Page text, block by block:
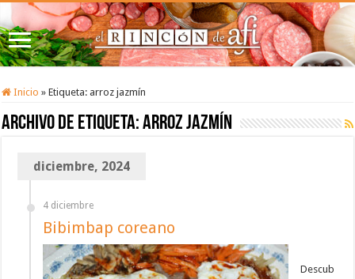
Inicio » Etiqueta: arroz jazmín
Archivo de etiqueta:arroz jazmín
diciembre, 2024
4 diciembre
Bibimbap coreano
Descub